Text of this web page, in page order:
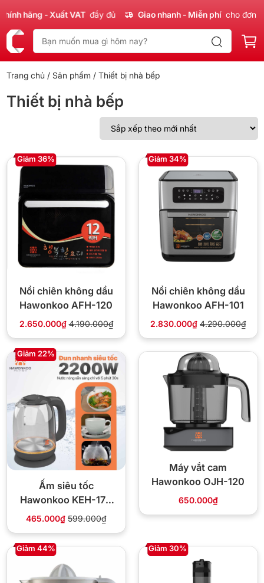
hãng - Xuất VAT đầy đủ Giao nhanh - Miễn phí cho đơn
Trang chủ / Sản phẩm / Thiết bị nhà bếp
Thiết bị nhà bếp
Giảm 36%
Nồi chiên không dầu
Hawonkoo AFH-120
2.650.000₫ 4.190.000₫
Giảm 34%
Nồi chiên không dầu
Hawonkoo AFH-101
2.830.000₫ 4.290.000₫
Giảm 22%
Ấm siêu tốc
Hawonkoo KEH-170
1.7L 2200W thân thủy
465.000₫ 599.000₫
Máy vắt cam
Hawonkoo OJH-120
650.000₫
Giảm 44% Giảm 30%